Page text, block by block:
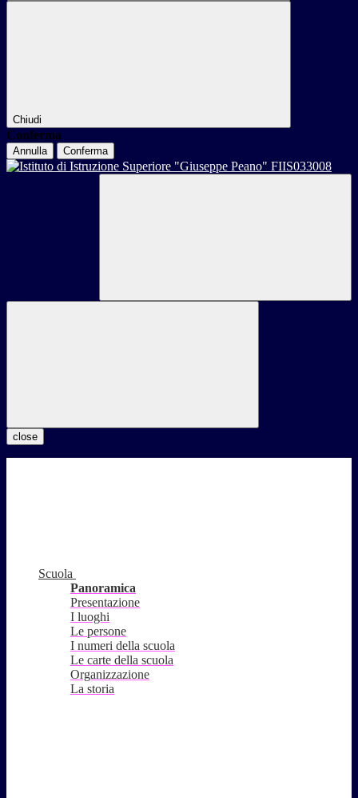
Chiudi
Conferma
Annulla Conferma
close
Scuola
Panoramica
Presentazione
I luoghi
Le persone
I numeri della scuola
Le carte della scuola
Organizzazione
La storia